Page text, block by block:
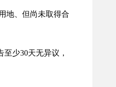
地、但尚未取得合
少30天无异议，